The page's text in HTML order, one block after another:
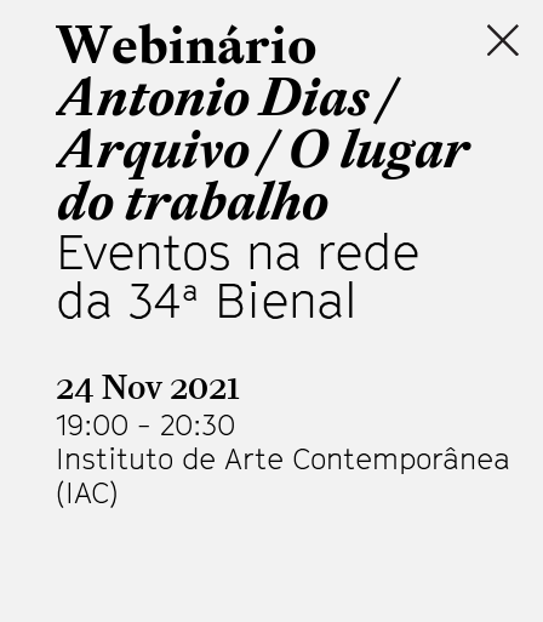
Webinário
Antonio Dias /
Arquivo / O lugar
do trabalho
Eventos na rede
da 34ª Bienal
24 Nov 2021
19:00 - 20:30
Instituto de Arte Contemporânea
(IAC)